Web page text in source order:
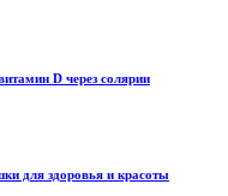
D через солярии
для здоровья и красоты